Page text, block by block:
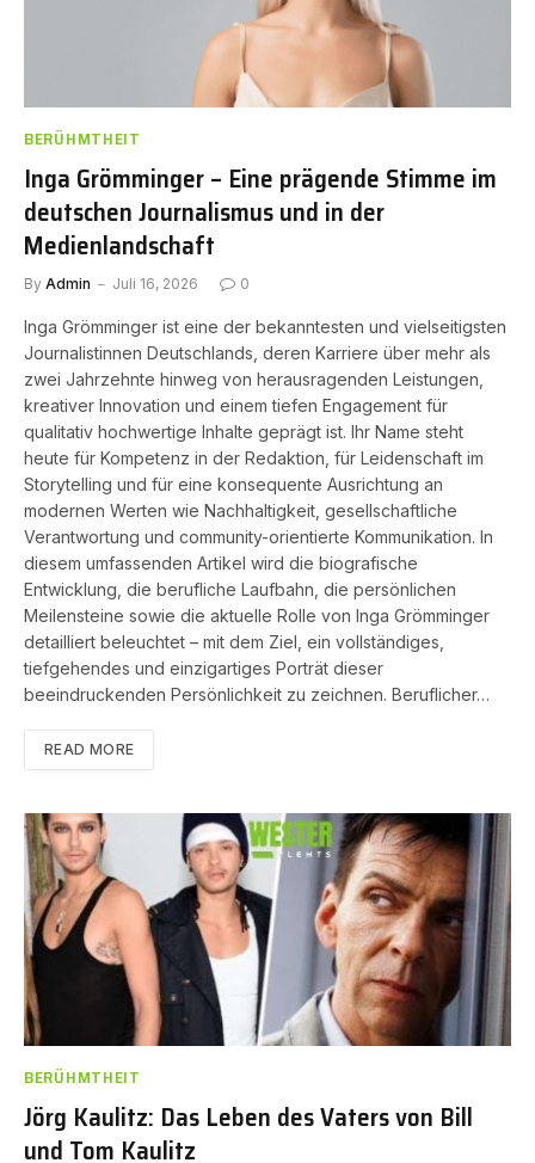
BERÜHMTHEIT
Inga Grömminger – Eine prägende Stimme im
deutschen Journalismus und in der
Medienlandschaft
By Admin Juli 16, 2026 0
Inga Grömminger ist eine der bekanntesten und vielseitigsten
Journalistinnen Deutschlands, deren Karriere über mehr als
zwei Jahrzehnte hinweg von herausragenden Leistungen,
kreativer Innovation und einem tiefen Engagement für
qualitativ hochwertige Inhalte geprägt ist. Ihr Name steht
heute für Kompetenz in der Redaktion, für Leidenschaft im
Storytelling und für eine konsequente Ausrichtung an
modernen Werten wie Nachhaltigkeit, gesellschaftliche
Verantwortung und community-orientierte Kommunikation. In
diesem umfassenden Artikel wird die biografische
Entwicklung, die berufliche Laufbahn, die persönlichen
Meilensteine sowie die aktuelle Rolle von Inga Grömminger
detailliert beleuchtet – mit dem Ziel, ein vollständiges,
tiefgehendes und einzigartiges Porträt dieser
beeindruckenden Persönlichkeit zu zeichnen. Beruflicher…
READ MORE
BERÜHMTHEIT
Jörg Kaulitz: Das Leben des Vaters von Bill
und Tom Kaulitz